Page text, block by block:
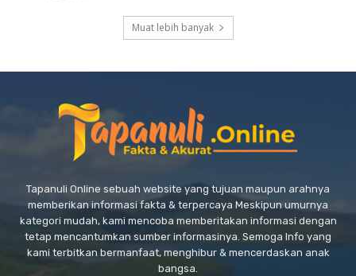
Muat lebih banyak
Tapanuli Online sebuah website yang tujuan maupun arahnya
memberikan informasi fakta & terpercaya Meskipun umurnya
kategori mudah, kami mencoba memberitakan informasi dengan
tetap mencantumkan sumber informasinya. Semoga Info yang
kami terbitkan bermanfaat, menghibur & mencerdaskan anak
bangsa.